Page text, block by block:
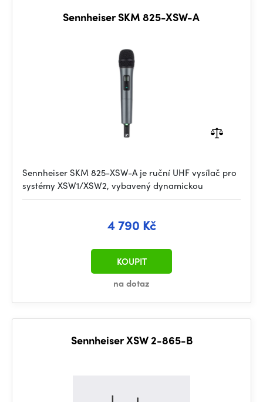
Sennheiser SKM 825-XSW-A
Sennheiser SKM 825-XSW-A je ruční UHF vysílač pro
systémy XSW1/XSW2, vybavený dynamickou
4 790 Kč
na dotaz
KOUPIT
Sennheiser XSW 2-865-B